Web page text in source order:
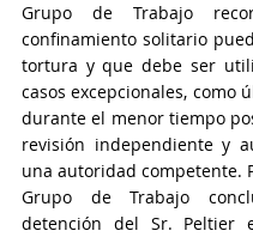
Grupo de Trabajo
confinamiento solitario
tortura y que debe ser
casos excepcionales, como
durante el menor tiempo
revisión independiente y
una autoridad competente.
Grupo de Trabajo
detención del Sr. Peltier